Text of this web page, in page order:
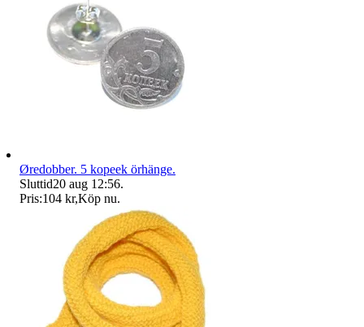
Øredobber. 5 kopeek örhänge.
Sluttid20 aug 12:56.
Pris:104 kr,Köp nu.